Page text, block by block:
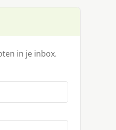
in je inbox.